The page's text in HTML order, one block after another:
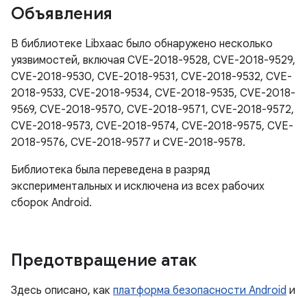
Объявления
В библиотеке Libxaac было обнаружено несколько
уязвимостей, включая CVE-2018-9528, CVE-2018-9529,
CVE-2018-9530, CVE-2018-9531, CVE-2018-9532, CVE-
2018-9533, CVE-2018-9534, CVE-2018-9535, CVE-2018-
9569, CVE-2018-9570, CVE-2018-9571, CVE-2018-9572,
CVE-2018-9573, CVE-2018-9574, CVE-2018-9575, CVE-
2018-9576, CVE-2018-9577 и CVE-2018-9578.
Библиотека была переведена в разряд
экспериментальных и исключена из всех рабочих
сборок Android.
Предотвращение атак
Здесь описано, как платформа безопасности Android и